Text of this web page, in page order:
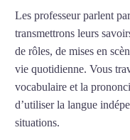
Les professeur parlent
transmettrons leurs
de rôles, de mises en
vie quotidienne. Vous
vocabulaire et la
d’utiliser la langue
situations.